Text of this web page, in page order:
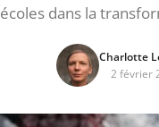
écoles dans la
Charlotte
2 février